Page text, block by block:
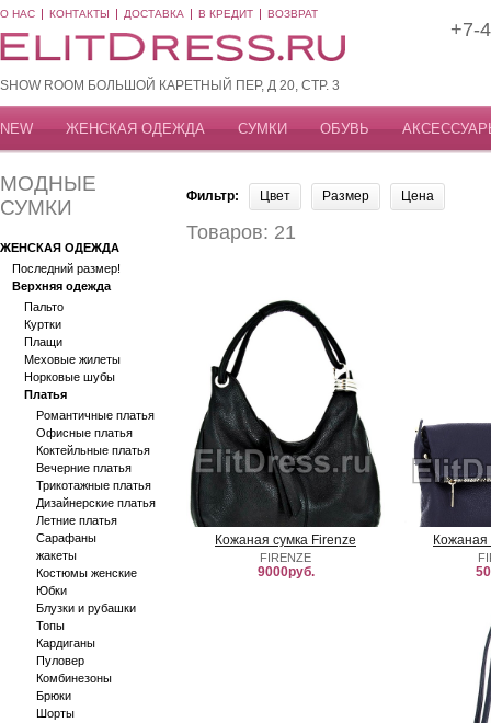
О НАС КОНТАКТЫ ДОСТАВКА В КРЕДИТ ВОЗВРАТ
SHOW ROOM БОЛЬШОЙ КАРЕТНЫЙ ПЕР, Д 20, СТР. 3
+7-
NEW ЖЕНСКАЯ ОДЕЖДА СУМКИ ОБУВЬ
МОДНЫЕ
СУМКИ
ЖЕНСКАЯ ОДЕЖДА
Последний размер!
Верхняя одежда
Пальто
Куртки
Плащи
Меховые жилеты
Норковые шубы
Платья
Романтичные платья
Офисные платья
Коктейльные платья
Вечерние платья
Трикотажные платья
Дизайнерские платья
Летние платья
Сарафаны
жакеты
Костюмы женские
Юбки
Блузки и рубашки
Топы
Кардиганы
Пуловер
Комбинезоны
Брюки
Шорты
Фильтр: Цвет Размер Цена
Товаров: 21
Кожаная сумка Firenze
FIRENZE
9000руб.
Кожаная